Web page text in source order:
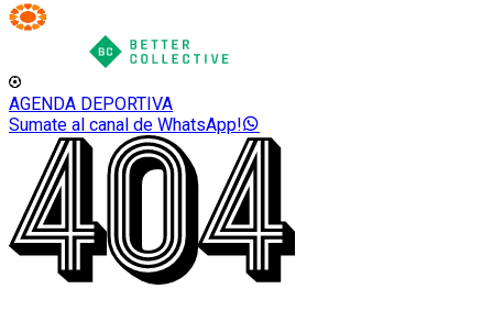
AGENDA DEPORTIVA
Sumate al canal de WhatsApp!